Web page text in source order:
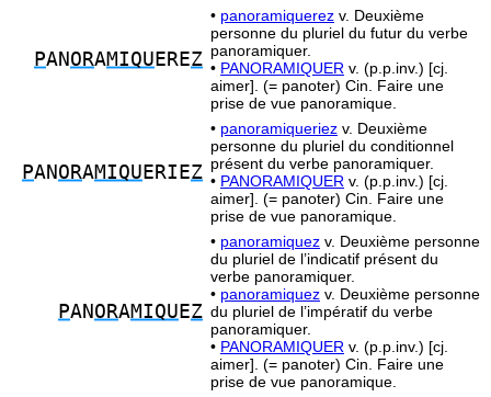
PAN ORAMIQU EREZ
• panoramiquerez v. Deuxième
personne du pluriel du futur du verbe
panoramiquer.
• PANORAMIQUER v. (p.p.inv.) [cj.
aimer]. (= panoter) Cin. Faire une
prise de vue panoramique.
PAN ORAMIQU ERIEZ
• panoramiqueriez v. Deuxième
personne du pluriel du conditionnel
présent du verbe panoramiquer.
• PANORAMIQUER v. (p.p.inv.) [cj.
aimer]. (= panoter) Cin. Faire une
prise de vue panoramique.
PAN ORAMIQU EZ
• panoramiquez v. Deuxième personne
du pluriel de l’indicatif présent du
verbe panoramiquer.
• panoramiquez v. Deuxième personne
du pluriel de l’impératif du verbe
panoramiquer.
• PANORAMIQUER v. (p.p.inv.) [cj.
aimer]. (= panoter) Cin. Faire une
prise de vue panoramique.